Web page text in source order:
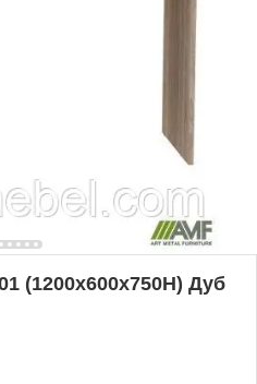
(1200х600х750Н) Дуб